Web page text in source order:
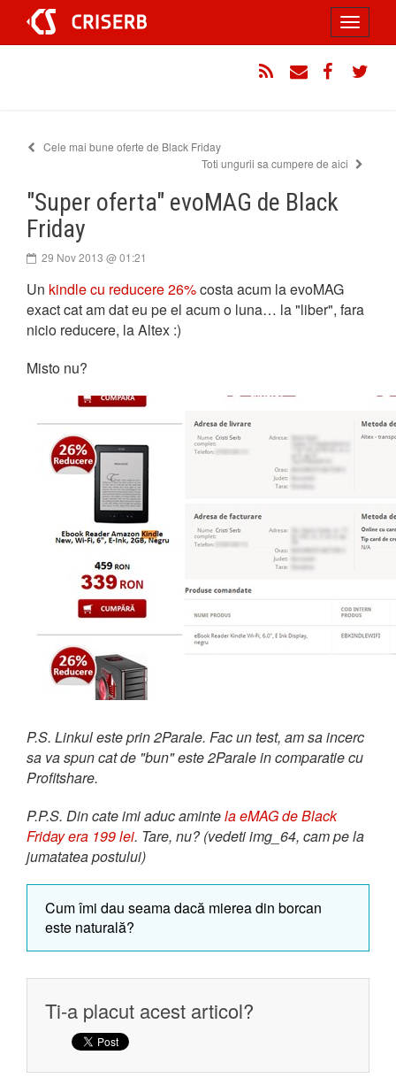
conținut
Toggle
Cele mai bune oferte de Black Friday
Toti ungurii sa cumpere de aici
"Super oferta" evoMAG de Black
Friday
29 Nov 2013 @ 01:21
Un kindle cu reducere 26%costa acum la evoMAG
exact cat am dat eu pe el acum o luna… la "liber", fara
nicio reducere, la Altex :)
Misto nu?
P.S. Linkul este prin 2Parale. Fac un test, am sa incerc
sa va spun cat de "bun" este 2Parale in comparatie cu
Profitshare.
P.P.S. Din cate imi aduc amintela eMAG de Black
Friday era 199 lei. Tare, nu? (vedeti img_64, cam pe la
jumatatea postului)
Cum îmi dau seama dacă mierea din borcan
este naturală?
Ti-a placut acest articol?